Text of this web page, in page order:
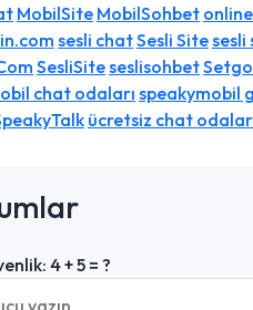
MobilSite MobilSohbet
sesli chatSesli Sitesesli
SesliSiteseslisohbet
chat odalarıspeakymobil
ücretsiz chat
4 + 5 = ?